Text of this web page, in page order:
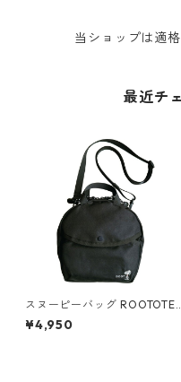
当ショップは適
最近チ
スヌーピーバッグ ROOTOTE
baby roo PEANUTS-9G 8583
ルートート IP.ベビールー.シェ
¥4,950